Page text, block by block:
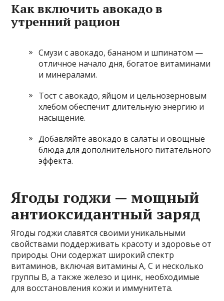
Как включить авокадо в
утренний рацион
Смузи с авокадо, бананом и шпинатом —
отличное начало дня, богатое витаминами
и минералами.
Тост с авокадо, яйцом и цельнозерновым
хлебом обеспечит длительную энергию и
насыщение.
Добавляйте авокадо в салаты и овощные
блюда для дополнительного питательного
эффекта.
Ягоды годжи — мощный
антиоксидантный заряд
Ягоды годжи славятся своими уникальными
свойствами поддерживать красоту и здоровье от
природы. Они содержат широкий спектр
витаминов, включая витамины А, С и несколько
группы В, а также железо и цинк, необходимые
для восстановления кожи и иммунитета.